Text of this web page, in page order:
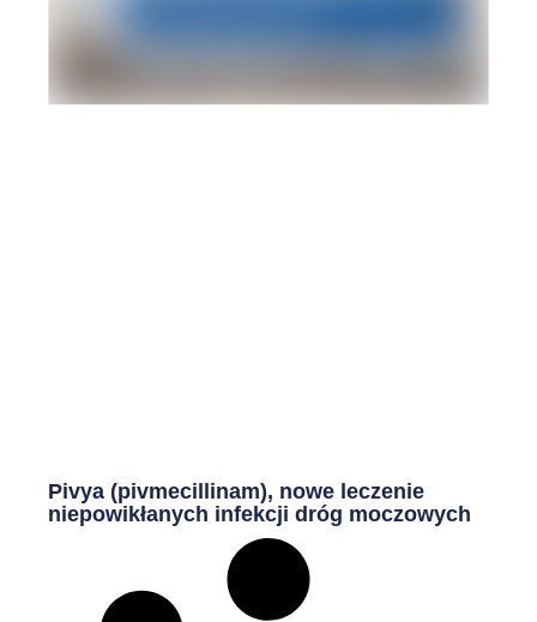
Pivya (pivmecillinam), nowe leczenie
niepowikłanych infekcji dróg moczowych